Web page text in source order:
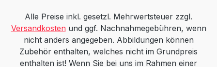
Alle Preise inkl. gesetzl. Mehrwertsteuer zzgl.
Versandkostenund ggf. Nachnahmegebühren, wenn
nicht anders angegeben. Abbildungen können
Zubehör enthalten, welches nicht im Grundpreis
enthalten ist! Wenn Sie bei uns im Rahmen einer